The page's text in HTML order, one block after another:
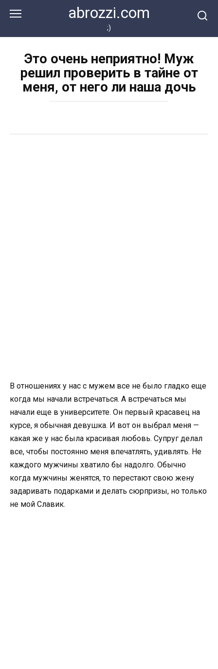
abrozzi.com
;)
Это очень неприятно! Муж
решил проверить в тайне от
меня, от него ли наша дочь
В отношениях у нас с мужем все не было гладко еще
когда мы начали встречаться. А встречаться мы
начали еще в университете. Он первый красавец на
курсе, я обычная девушка. И вот он выбрал меня —
какая же у нас была красивая любовь. Супруг делал
все, чтобы постоянно меня впечатлять, удивлять. Не
каждого мужчины хватило бы надолго. Обычно
когда мужчины женятся, то перестают свою жену
задаривать подарками и делать сюрпризы, но только
не мой Славик.